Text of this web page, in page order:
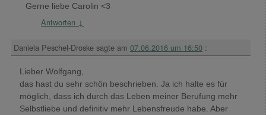
Gerne liebe Carolin <3
Antworten ↓
Daniela Peschel-Droske sagte am 07.06.2016 um 16:50 :
Lieber Wolfgang,
das hast du sehr schön beschrieben. Ja ich halte es für
möglich, dass ich durch das Leben meiner Berufung mehr
Selbstliebe und definitiv mehr Lebensfreude habe. Aber